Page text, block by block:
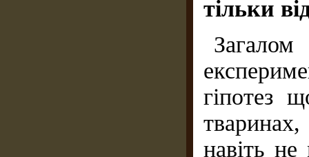
тільки
гіпотез
навіть